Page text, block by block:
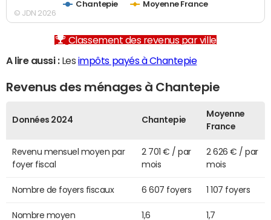
Chantepie Moyenne France
© JDN 2026
Classement des revenus par ville
A lire aussi :Les impôts payés à Chantepie
Revenus des ménages à Chantepie
Données 2024 Chantepie
Moyenne
France
Revenu mensuel moyen par
foyer fiscal
2 701 € / par
mois
2 626 € / par
mois
Nombre de foyers fiscaux 6 607 foyers 1 107 foyers
Nombre moyen
1,6
1,7